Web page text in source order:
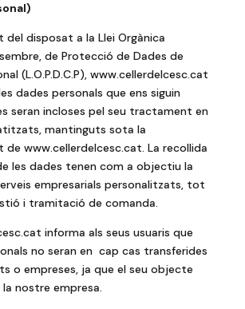
del disposat a la Llei Orgànica
de Protecció de Dades de
(L.O.P.D.C.P), www.cellerdelcesc.cat
dades personals que ens siguin
seran incloses pel seu tractament en
mantinguts sota la
www.cellerdelcesc.cat. La recollida
les dades tenen com a objectiu la
empresarials personalitzats, tot
i tramitació de comanda.
informa als seus usuaris que
no seran en cap cas transferides
o empreses, ja que el seu objecte
nostre empresa.